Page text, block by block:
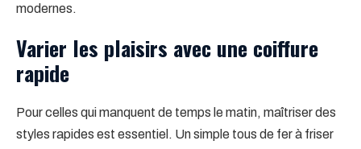
modernes.
Varier les plaisirs avec une coiffure
rapide
Pour celles qui manquent de temps le matin, maîtriser des
styles rapides est essentiel. Un simple tous de fer à friser